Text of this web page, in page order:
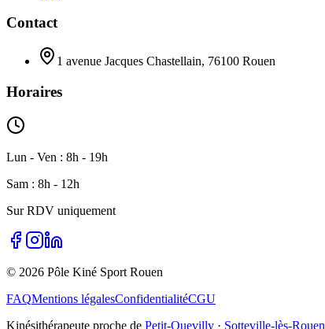
Contact
1 avenue Jacques Chastellain, 76100 Rouen
Horaires
Lun - Ven : 8h - 19h
Sam : 8h - 12h
Sur RDV uniquement
© 2026 Pôle Kiné Sport Rouen
FAQMentions légalesConfidentialitéCGU
Kinésithérapeute proche de Petit-Quevilly · Sotteville-lès-Rouen